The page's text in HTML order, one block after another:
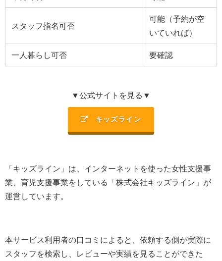
スタッフ指名可否
可能（予約が空
いていれば）
一人暮らし可否 要確認
▼公式サイトを見る▼
キッズライン
「キッズライン」は、 インターネットを使った女性支援事
業、育児支援事業を している「 株式会社キッズライン 」が
運営しています。
本サービス利用者の口コミによると、依頼する側が実際に
スタッフを検索し、レビューや実績を見ることができた